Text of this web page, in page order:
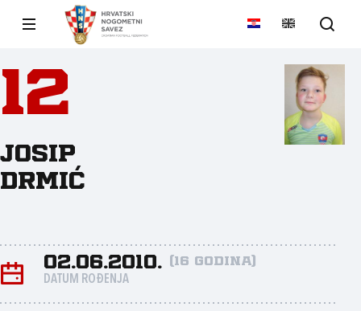
12
Josip
Drmić
02.06.2010. (16 godina)
DATUM ROĐENJA